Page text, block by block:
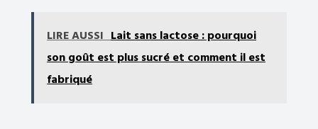
LIRE AUSSI Lait sans lactose : pourquoi
son goût est plus sucré et comment il est
fabriqué